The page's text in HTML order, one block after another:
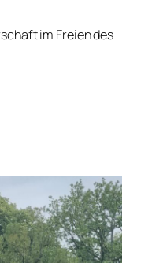
im Freien des